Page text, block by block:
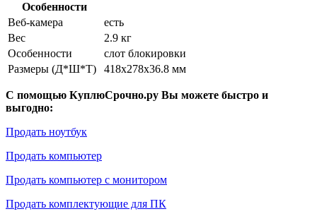
Особенности
Веб-камера
есть
Вес
2.9 кг
Особенности
слот блокировки
Размеры (Д*Ш*Т)
418x278x36.8 мм
С помощью КуплюСрочно.ру Вы можете быстро и
выгодно:
Продать ноутбук
Продать компьютер
Продать компьютер с монитором
Продать комплектующие для ПК